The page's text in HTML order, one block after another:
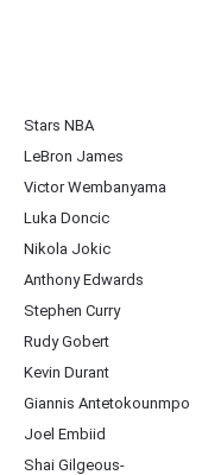
Stars NBA
LeBron James
Victor Wembanyama
Luka Doncic
Nikola Jokic
Anthony Edwards
Stephen Curry
Rudy Gobert
Kevin Durant
Giannis Antetokounmpo
Joel Embiid
Shai Gilgeous-